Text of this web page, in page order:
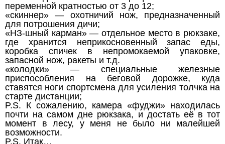
переменной кратностью от 3 до 12;
«скиннер» — охотничий нож, предназначенный
для потрошения дичи;
«НЗ-шный карман» — отдельное место в рюкзаке,
где хранится неприкосновенный запас еды,
коробка спичек в непромокаемой упаковке,
запасной нож, ракеты и т.д.
«колодки» — специальные железные
приспособления на беговой дорожке, куда
ставятся ноги спортсмена для усиления толчка на
старте дистанции;
P.S. К сожалению, камера «фуджи» находилась
почти на самом дне рюкзака, и достать её в тот
момент в лесу, у меня не было ни малейшей
возможности.
P.S. Итак…